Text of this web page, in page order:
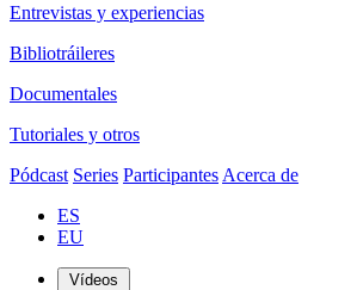
Entrevistas y experiencias
Bibliotráileres
Documentales
Tutoriales y otros
Pódcast Series Participantes Acerca de
ES
EU
Vídeos